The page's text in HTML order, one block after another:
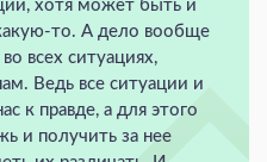
хотя может быть и
то. А дело вообще
всех ситуациях,
Ведь все ситуации и
к правде, а для этого
и получить за нее